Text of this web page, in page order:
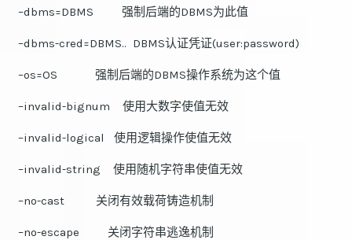
–dbms=DBMS 强制后端的DBMS为此值
–dbms-cred=DBMS.. DBMS认证凭证(user:password)
–os=OS 强制后端的DBMS操作系统为这个值
–invalid-bignum 使用大数字使值无效
–invalid-logical 使用逻辑操作使值无效
–invalid-string 使用随机字符串使值无效
–no-cast 关闭有效载荷铸造机制
–no-escape 关闭字符串逃逸机制